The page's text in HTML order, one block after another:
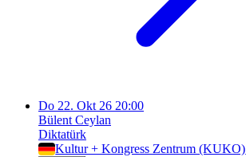
Do 22. Okt 26 20:00
Bülent Ceylan
Diktatürk
Kultur + Kongress Zentrum (KUKO)